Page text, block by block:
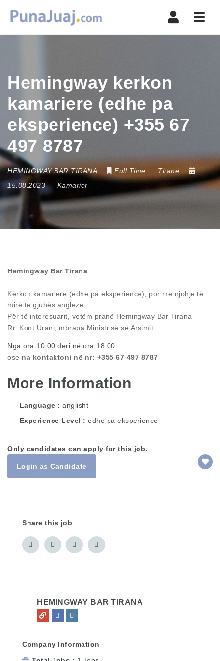
Hemingway kerkon
kamariere (edhe pa
eksperience) +355 67
497 8787
HEMINGWAY BAR TIRANA Full Time
Tiranë
15.08.2023
Kamarier
Hemingway Bar Tirana
Kërkon kamariere (edhe pa eksperience), por me njohje të
mirë të gjuhës angleze.
Për të interesuarit, vetëm pranë Hemingway Bar Tirana.
Rr. Kont Urani, mbrapa Ministrisë së Arsimit
Nga ora 10:00 deri në ora 18:00
ose na kontaktoni në nr: +355 67 497 8787
More Information
Language
anglisht
Experience Level
edhe pa eksperience
Only candidates can apply for this job.
Login as Candidate
Share this job
HEMINGWAY BAR TIRANA
Company Information